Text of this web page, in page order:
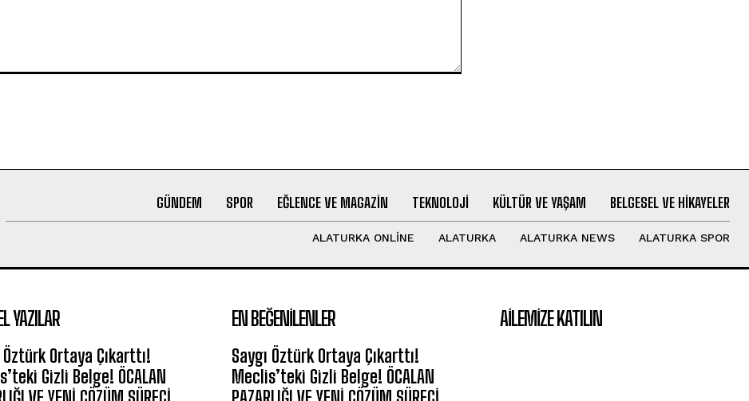
GÜNDEM SPOR EĞLENCE VE MAGAZIN TEKNOLOJI KÜLTÜR VE YAŞAM BELGESEL VE HIKAYELER
ALATURKA ONLINE ALATURKA ALATURKA NEWS ALATURKA SPOR
YAZILAR
Öztürk Ortaya Çıkarttı!
Gizli Belge! ÖCALAN
EN BEĞENILENLER
Saygı Öztürk Ortaya Çıkarttı!
Meclis’teki Gizli Belge! ÖCALAN
AILEMIZE KATILIN